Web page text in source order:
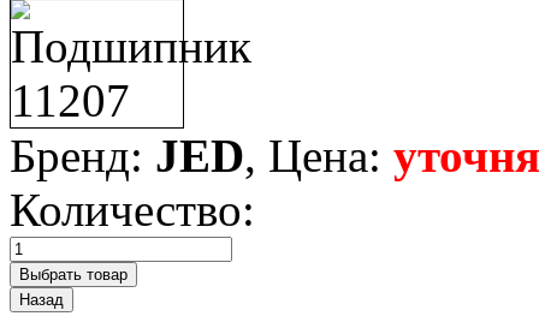
Бренд: JED, Цена:
Количество: